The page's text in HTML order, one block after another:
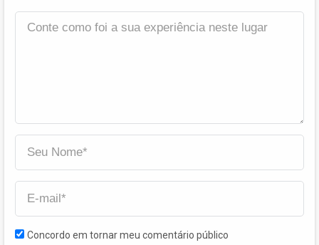
Concordo em tornar meu comentário público